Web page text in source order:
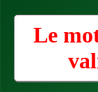
Le